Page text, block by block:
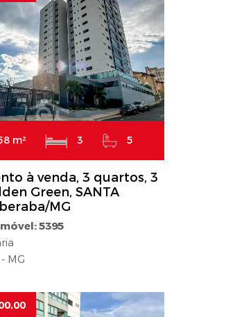
m² 3 5
à venda, 3 quartos, 3
Green, SANTA
MG
5395
MG